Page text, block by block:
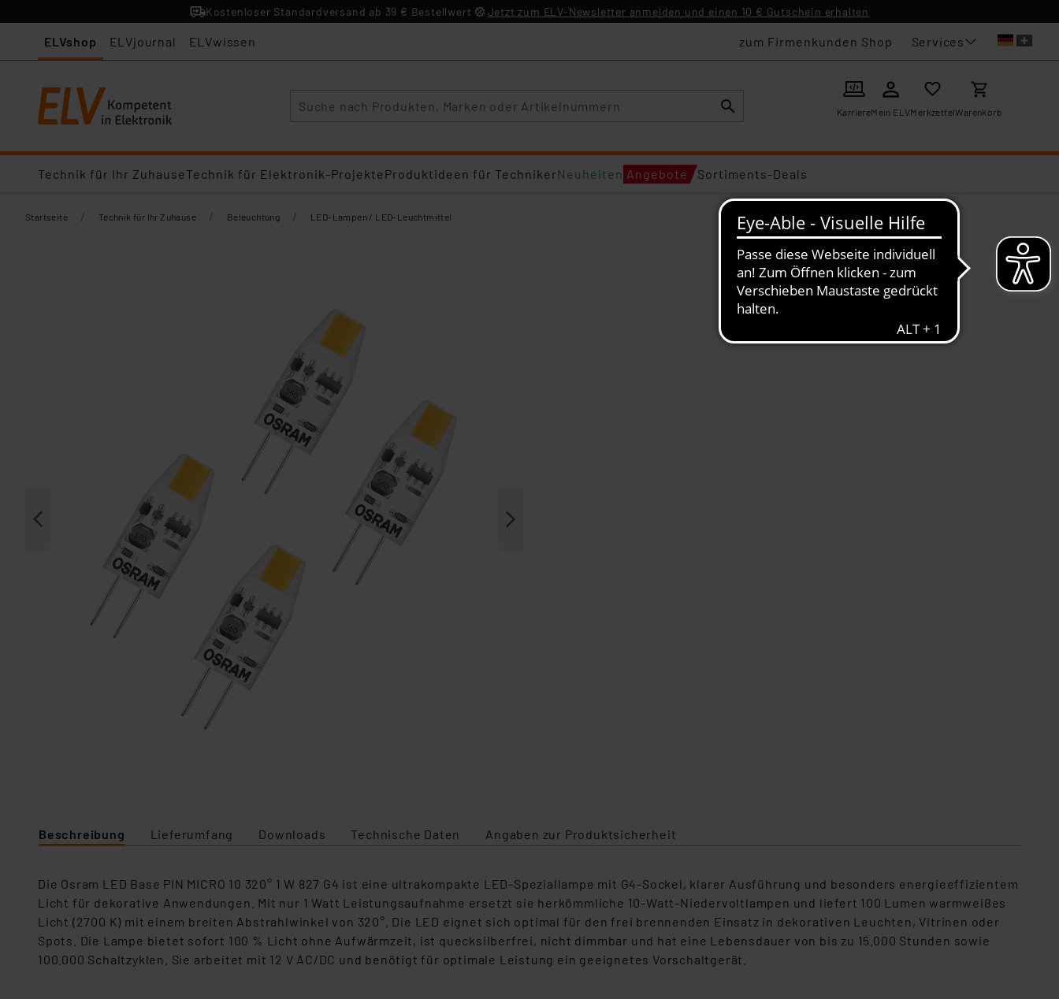
Kostenloser Standardversand ab 39 € Bestellwert Jetzt zum ELV-Newsletter anmelden und einen 10 € Gutschein erhalten
ELVshop ELVjournal ELVwissen zum Firmenkunden Shop Services
KarriereMein ELVMerkzettelWarenkorb
Technik für Ihr ZuhauseTechnik für Elektronik-ProjekteProduktideen für TechnikerNeuheiten Angebote Sortiments-Deals
Startseite / Technik für Ihr Zuhause / Beleuchtung / LED-Lampen / LED-Leuchtmittel
Beschreibung Lieferumfang Downloads Technische Daten Angaben zur Produktsicherheit
Die Osram LED Base PIN MICRO 10 320° 1 W 827 G4 ist eine ultrakompakte LED-Speziallampe mit G4-Sockel, klarer Ausführung und besonders energieeffizientem
Licht für dekorative Anwendungen. Mit nur 1 Watt Leistungsaufnahme ersetzt sie herkömmliche 10-Watt-Niedervoltlampen und liefert 100 Lumen warmweißes
Licht (2700 K) mit einem breiten Abstrahlwinkel von 320°. Die LED eignet sich optimal für den frei brennenden Einsatz in dekorativen Leuchten, Vitrinen oder
Spots. Die Lampe bietet sofort 100 % Licht ohne Aufwärmzeit, ist quecksilberfrei, nicht dimmbar und hat eine Lebensdauer von bis zu 15.000 Stunden sowie
100.000 Schaltzyklen. Sie arbeitet mit 12 V AC/DC und benötigt für optimale Leistung ein geeignetes Vorschaltgerät.